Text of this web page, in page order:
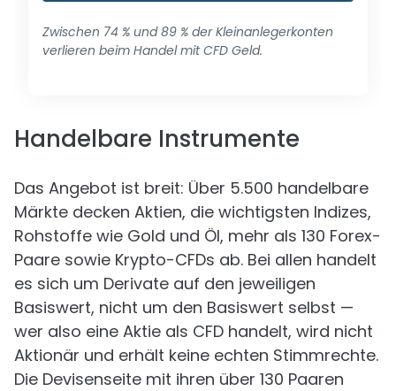
Zwischen 74 % und 89 % der Kleinanlegerkonten
verlieren beim Handel mit CFD Geld.
Handelbare Instrumente
Das Angebot ist breit: Über 5.500 handelbare
Märkte decken Aktien, die wichtigsten Indizes,
Rohstoffe wie Gold und Öl, mehr als 130 Forex-
Paare sowie Krypto-CFDs ab. Bei allen handelt
es sich um Derivate auf den jeweiligen
Basiswert, nicht um den Basiswert selbst —
wer also eine Aktie als CFD handelt, wird nicht
Aktionär und erhält keine echten Stimmrechte.
Die Devisenseite mit ihren über 130 Paaren